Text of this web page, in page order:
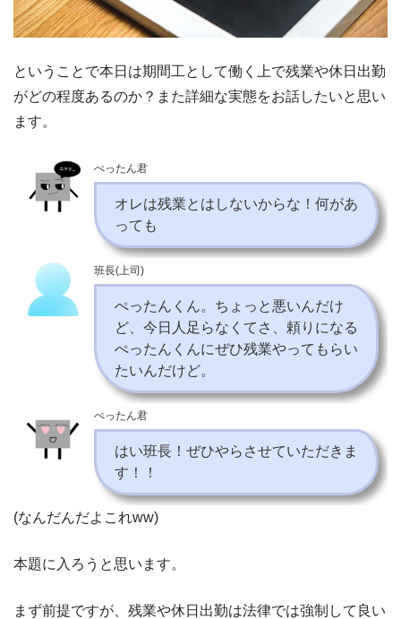
ということで本日は期間工として働く上で残業や休日出勤
がどの程度あるのか？また詳細な実態をお話したいと思い
ます。
ぺったん君
オレは残業とはしないからな！何があ
っても
班長(上司)
ぺったんくん。ちょっと悪いんだけ
ど、今日人足らなくてさ、頼りになる
ぺったんくんにぜひ残業やってもらい
たいんだけど。
ぺったん君
はい班長！ぜひやらさせていただきま
す！！
(なんだんだよこれww)
本題に入ろうと思います。
まず前提ですが、残業や休日出勤は法律では強制して良い